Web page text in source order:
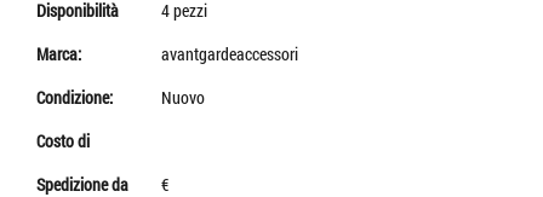
Disponibilità
4 pezzi
Marca:
avantgardeaccessori
Condizione:
Nuovo
Costo di
Spedizione da
€